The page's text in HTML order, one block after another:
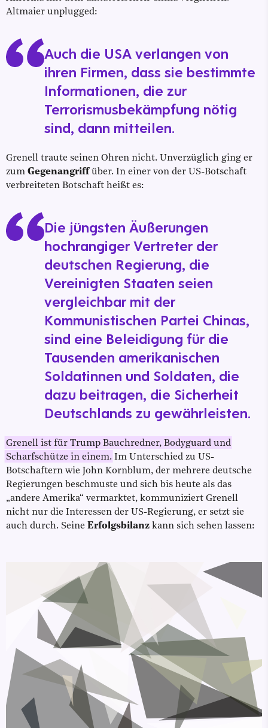
Altmaier unplugged:
Auch die USA verlangen von
ihren Firmen, dass sie bestimmte
Informationen, die zur
Terrorismusbekämpfung nötig
sind, dann mitteilen.
Grenell traute seinen Ohren nicht. Unverzüglich ging er
zum Gegenangriffüber. In einer von der US-Botschaft
verbreiteten Botschaft heißt es:
Die jüngsten Äußerungen
hochrangiger Vertreter der
deutschen Regierung, die
Vereinigten Staaten seien
vergleichbar mit der
Kommunistischen Partei Chinas,
sind eine Beleidigung für die
Tausenden amerikanischen
Soldatinnen und Soldaten, die
dazu beitragen, die Sicherheit
Deutschlands zu gewährleisten.
Grenell ist für Trump Bauchredner, Bodyguard und
Scharfschütze in einem. Im Unterschied zu US-
Botschaftern wie John Kornblum, der mehrere deutsche
Regierungen beschmuste und sich bis heute als das
„andere Amerika“ vermarktet, kommuniziert Grenell
nicht nur die Interessen der US-Regierung, er setzt sie
auch durch. Seine Erfolgsbilanz kann sich sehen lassen: